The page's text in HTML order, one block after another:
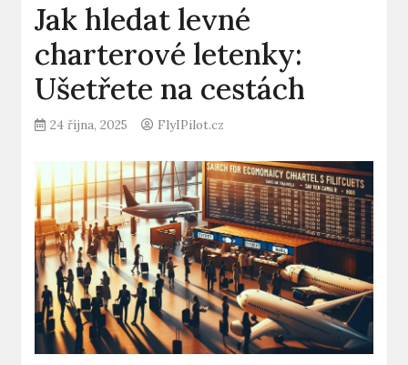
Jak hledat levné
charterové letenky:
Ušetřete na cestách
24 října, 2025 FlyIPilot.cz